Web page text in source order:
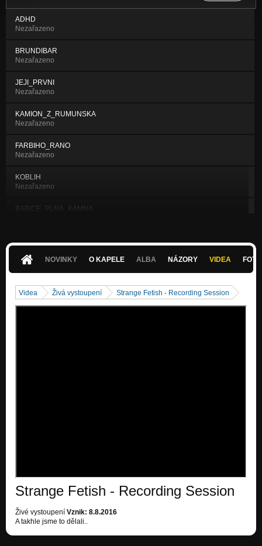
ADHD
Nezařazeno
BRUNDIBAR
Nezařazeno
JEJI_PRVNI
Nezařazeno
KAMION_Z_RUMUNSKA
Nezařazeno
FARBIHO_RANO
Nezařazeno
KOBLIH
Nezařazeno
BABICE_PLNA_KAMNA
VILMA
GYMPL
NOVINKY O KAPELE ALBA NÁZORY VIDEA
Videa Živá vystoupení Strange Fetish - Recording Session
Strange Fetish - Recording Session
Živé vystoupení Vznik: 8.8.2016
A takhle jsme to dělali..